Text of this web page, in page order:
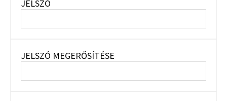
JELSZÓ
JELSZÓ MEGERŐSÍTÉSE